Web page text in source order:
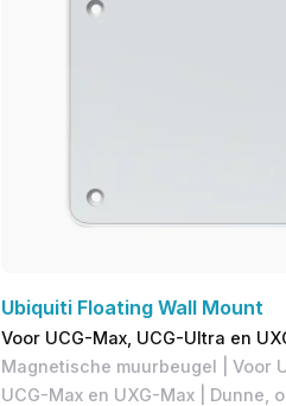
Ubiquiti Floating Wall Mount
Voor UCG-Max, UCG-Ultra en
Magnetische muurbeugel | Voor
UCG-Max en UXG-Max | Dunne,